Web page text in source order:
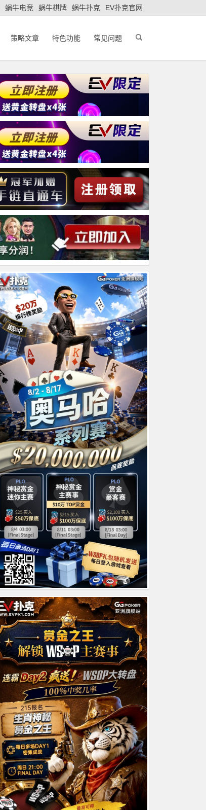
蜗牛电竞 蜗牛棋牌 蜗牛扑克 EV扑克官网
策略文章 特色功能 常见问题